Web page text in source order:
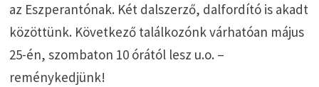
az Eszperantónak. Két dalszerző, dalfordító is akadt
közöttünk. Következő találkozónk várhatóan május
25-én, szombaton 10 órától lesz u.o. –
reménykedjünk!